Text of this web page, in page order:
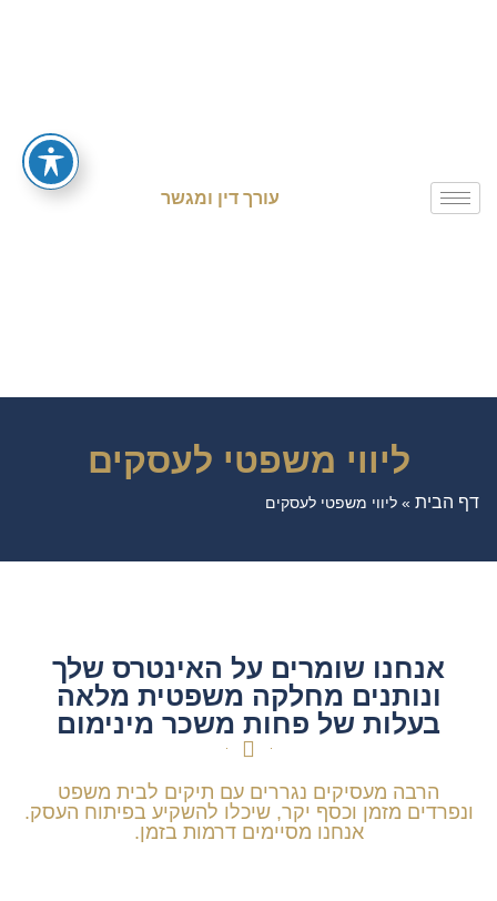
עורך דין ומגשר
ליווי משפטי לעסקים
דף הבית » ליווי משפטי לעסקים
אנחנו שומרים על האינטרס שלך
ונותנים מחלקה משפטית מלאה
בעלות של פחות משכר מינימום
הרבה מעסיקים נגררים עם תיקים לבית משפט
ונפרדים מזמן וכסף יקר, שיכלו להשקיע בפיתוח העסק.
אנחנו מסיימים דרמות בזמן.